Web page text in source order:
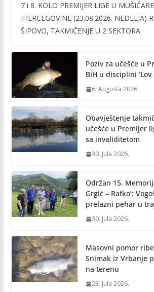
e
b
o
k
itt
er
ai
l
p
y
n
k
7 i 8. KOLO PREMIJER LIGE U
IHERCEGOVINE (23.08.2026. NEDELJA)
ŠIPOVO, TAKMIČENJE U 2 SEKTORA
Poziv za učešće u
BiH u disciplini
6. Augusta 2026.
Obavještenje
učešće u Premijer
sa invaliditetom
30. Jula 2026.
Održan 15.
Grgić – Rafko’:
prelazni pehar u
30. Jula 2026.
Masovni pomor
Snimak iz Vrbanje
na terenu
23. Jula 2026.